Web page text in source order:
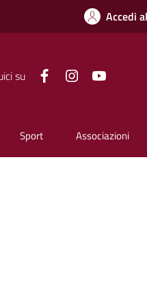
Accedi
su Facebook Instagram
Sport Associazioni